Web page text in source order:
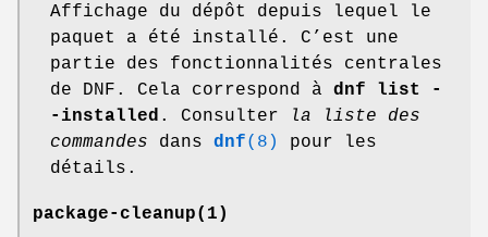
Affichage du dépôt depuis lequel le
paquet a été installé. C’est une
partie des fonctionnalités centrales
de DNF. Cela correspond à dnf list -
-installed . Consulter
la liste des
commandes dans dnf(8)
pour les
détails.
package-cleanup(1)